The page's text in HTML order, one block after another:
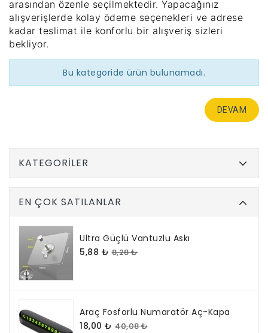
arasından özenle seçilmektedir. Yapacağınız
alışverişlerde kolay ödeme seçenekleri ve adrese
kadar teslimat ile konforlu bir alışveriş sizleri
bekliyor.
Bu kategoride ürün bulunamadı.
DEVAM
KATEGORILER
EN ÇOK SATILANLAR
Ultra Güçlü Vantuzlu Askı
5,88 ₺ 8,28 ₺
Araç Fosforlu Numaratör Aç-Kapa
18,00 ₺ 40,08 ₺